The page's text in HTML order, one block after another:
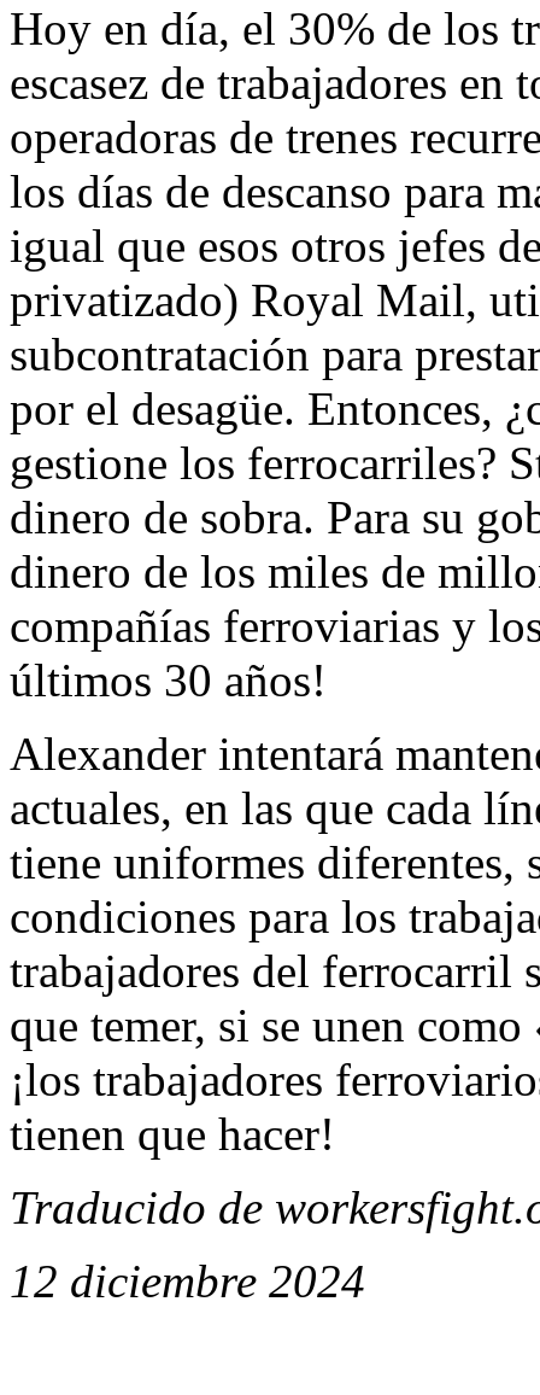
Hoy en día, el 30% de los
escasez de trabajadores en
operadoras de trenes
los días de descanso para
igual que esos otros jefes
privatizado) Royal Mail,
subcontratación para
por el desagüe. Entonces,
gestione los ferrocarriles?
dinero de sobra. Para su
dinero de los miles de
compañías ferroviarias y
últimos 30 años!
Alexander intentará
actuales, en las que cada
tiene uniformes diferentes,
condiciones para los
trabajadores del ferrocarril
que temer, si se unen
¡los trabajadores
tienen que hacer!
Traducido de
12 diciembre 2024